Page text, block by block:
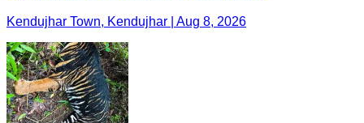
Kendujhar Town, Kendujhar | Aug 8, 2026